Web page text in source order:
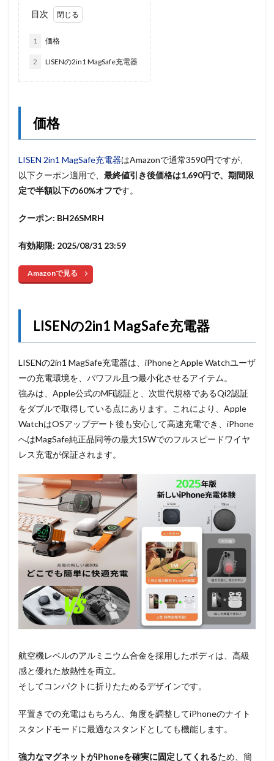
目次
1 価格
2 LISENの2in1 MagSafe充電器
価格
LISEN 2in1 MagSafe充電器はAmazonで通常3590円ですが、
以下クーポン適用で、 最終値引き後価格は1,690円で、期間限
定で半額以下の60%オフです。
クーポン: BH26SMRH
有効期限: 2025/08/31 23:59
Amazonで見る
LISENの2in1 MagSafe充電器
LISENの2in1 MagSafe充電器は、iPhoneとApple Watchユーザ
ーの充電環境を、パワフル且つ最小化させるアイテム。
強みは、Apple公式のMFi認証と、次世代規格であるQi2認証
をダブルで取得している点にあります。これにより、Apple
WatchはOSアップデート後も安心して高速充電でき、iPhone
へはMagSafe純正品同等の最大15Wでのフルスピードワイヤ
レス充電が保証されます。
航空機レベルのアルミニウム合金を採用したボディは、高級
感と優れた放熱性を両立。
そしてコンパクトに折りたためるデザインです。
平置きでの充電はもちろん、角度を調整してiPhoneのナイト
スタンドモードに最適なスタンドとしても機能します。
強力なマグネットがiPhoneを確実に固定してくれるため、簡